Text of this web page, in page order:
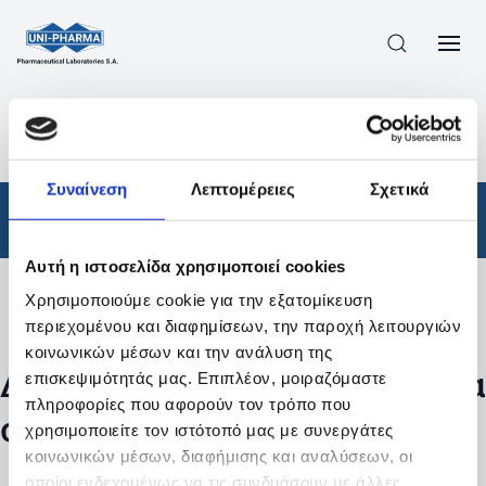
Συναίνεση Λεπτομέρειες Σχετικά
Αυτή η ιστοσελίδα χρησιμοποιεί cookies
Χρησιμοποιούμε cookie για την εξατομίκευση
περιεχομένου και διαφημίσεων, την παροχή λειτουργιών
κοινωνικών μέσων και την ανάλυση της
επισκεψιμότητάς μας. Επιπλέον, μοιραζόμαστε
πληροφορίες που αφορούν τον τρόπο που
χρησιμοποιείτε τον ιστότοπό μας με συνεργάτες
κοινωνικών μέσων, διαφήμισης και αναλύσεων, οι
οποίοι ενδεχομένως να τις συνδυάσουν με άλλες
ΠΡΟΪΟΝΤΑ
ΑΠΟΤΕΛΕΣΜΑΤΑ ΑΝΑΖΗΤΗΣΗΣ
Φάρμακα
Φίλτρα
Δεν βρέθηκαν προϊόντα με τα
συγκεκριμένα φίλτρα